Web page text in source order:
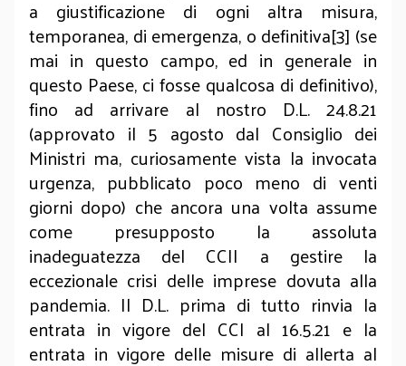
a giustificazione di ogni altra misura,
temporanea, di emergenza, o definitiva[3] (se
mai in questo campo, ed in generale in
questo Paese, ci fosse qualcosa di definitivo),
fino ad arrivare al nostro D.L. 24.8.21
(approvato il 5 agosto dal Consiglio dei
Ministri ma, curiosamente vista la invocata
urgenza, pubblicato poco meno di venti
giorni dopo) che ancora una volta assume
come presupposto la assoluta
inadeguatezza del CCII a gestire la
eccezionale crisi delle imprese dovuta alla
pandemia. Il D.L. prima di tutto rinvia la
entrata in vigore del CCI al 16.5.21 e la
entrata in vigore delle misure di allerta al